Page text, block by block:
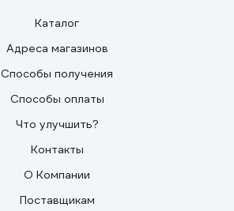
Каталог
Адреса магазинов
Способы получения
Способы оплаты
Что улучшить?
Контакты
О Компании
Поставщикам